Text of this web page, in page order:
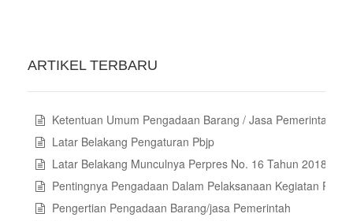
ARTIKEL TERBARU
Ketentuan Umum Pengadaan Barang / Jasa Pemerintah
Latar Belakang Pengaturan Pbjp
Latar Belakang Munculnya Perpres No. 16 Tahun 2018
Pentingnya Pengadaan Dalam Pelaksanaan Kegiatan
Pengertian Pengadaan Barang/jasa Pemerintah